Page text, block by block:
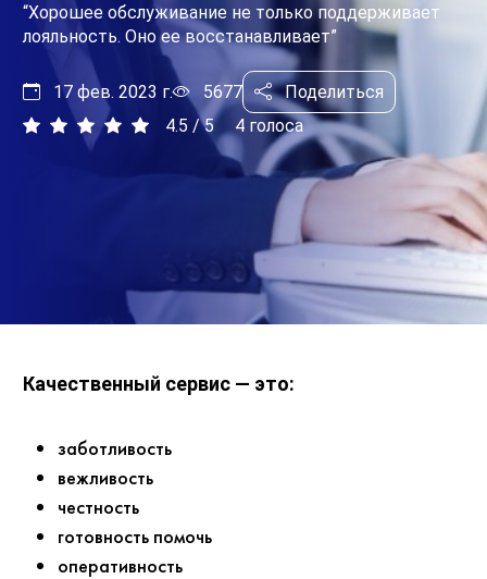
“Хорошее обслуживание не только поддерживает
лояльность. Оно ее восстанавливает”
17 фев. 2023 г. 5677
Поделиться
4.5 /5 4 голоса
Качественный сервис — это:
заботливость
вежливость
честность
готовность помочь
оперативность